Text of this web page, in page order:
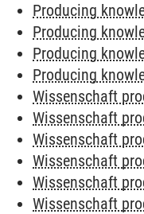
Producing
Producing
Producing
Producing
Wissenschaft
Wissenschaft
Wissenschaft
Wissenschaft
Wissenschaft
Wissenschaft